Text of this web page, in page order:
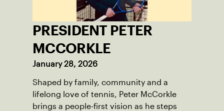
PRESIDENT PETER
MCCORKLE
January 28, 2026
Shaped by family, community and a
lifelong love of tennis, Peter McCorkle
brings a people-first vision as he steps